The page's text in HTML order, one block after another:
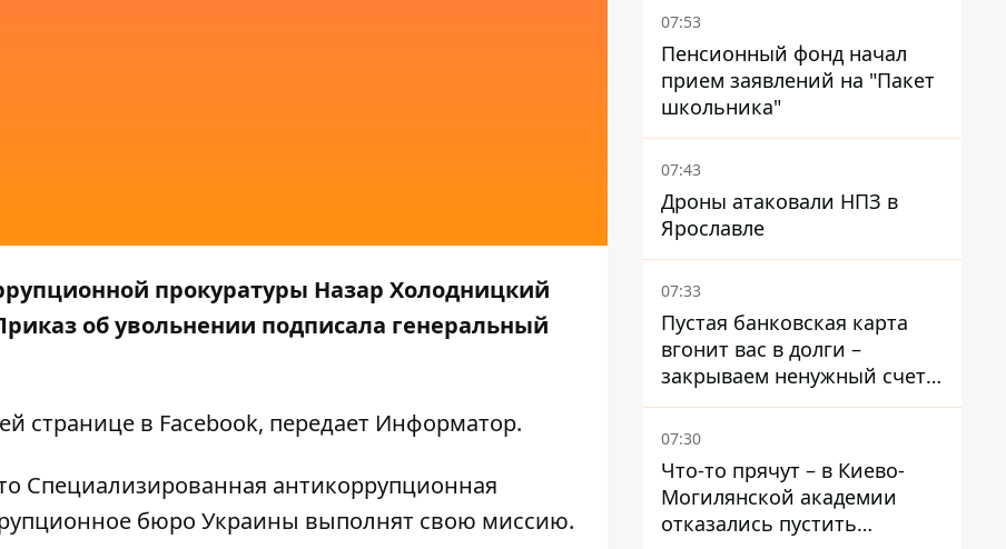
прокуратуры Назар Холодницкий
об увольнении подписала генеральный
странице в Facebook, передает Информатор.
Специализированная антикоррупционная
бюро Украины выполнят свою миссию.
07:53
Пенсионный фонд начал
прием заявлений на "Пакет
школьника"
07:43
Дроны атаковали НПЗ в
Ярославле
07:33
Пустая банковская карта
вгонит вас в долги –
закрываем ненужный счет
правильно
07:30
Что-то прячут – в Киево-
Могилянской академии
отказались пустить